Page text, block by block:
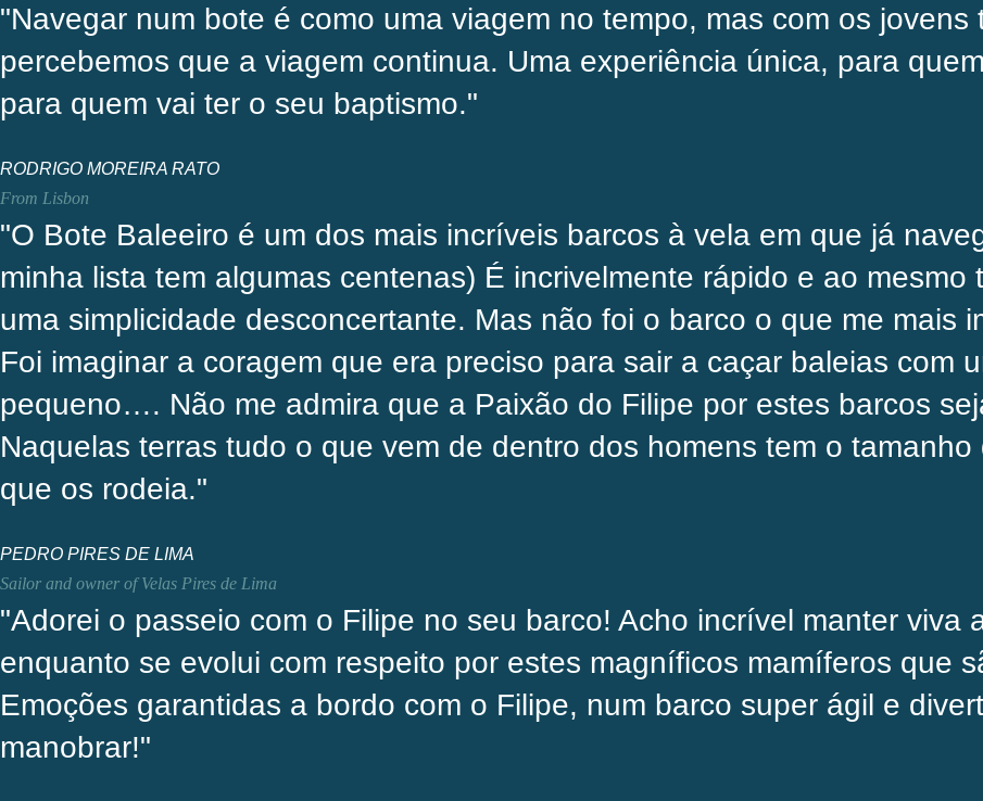
"Navegar num bote é como uma viagem no tempo, mas com os jovens
percebemos que a viagem continua. Uma experiência única, para
para quem vai ter o seu baptismo."
RODRIGO MOREIRA RATO
From Lisbon
"O Bote Baleeiro é um dos mais incríveis barcos à vela em que já
minha lista tem algumas centenas) É incrivelmente rápido e ao mesmo
uma simplicidade desconcertante. Mas não foi o barco o que me mais
Foi imaginar a coragem que era preciso para sair a caçar baleias com
pequeno…. Não me admira que a Paixão do Filipe por estes barcos
Naquelas terras tudo o que vem de dentro dos homens tem o tamanho
que os rodeia."
PEDRO PIRES DE LIMA
Sailor and owner of Velas Pires de Lima
"Adorei o passeio com o Filipe no seu barco! Acho incrível manter viva
enquanto se evolui com respeito por estes magníficos mamíferos que
Emoções garantidas a bordo com o Filipe, num barco super ágil e
manobrar!"